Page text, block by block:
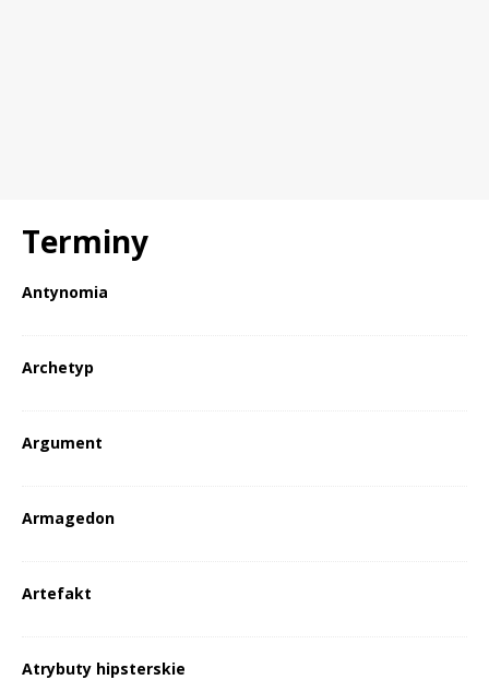
Terminy
Antynomia
Archetyp
Argument
Armagedon
Artefakt
Atrybuty hipsterskie